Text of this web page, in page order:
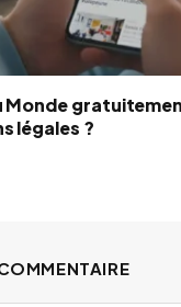
Monde
légales ?